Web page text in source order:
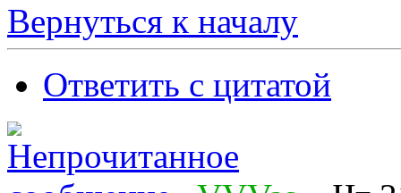
Вернуться к началу
Ответить с цитатой